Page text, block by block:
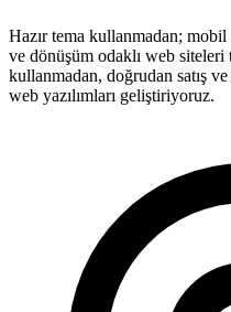
Hazır tema kullanmadan;
ve dönüşüm odaklı web siteleri
kullanmadan, doğrudan satış
web yazılımları geliştiriyoruz.